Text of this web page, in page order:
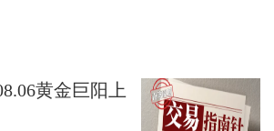
黄金巨阳上